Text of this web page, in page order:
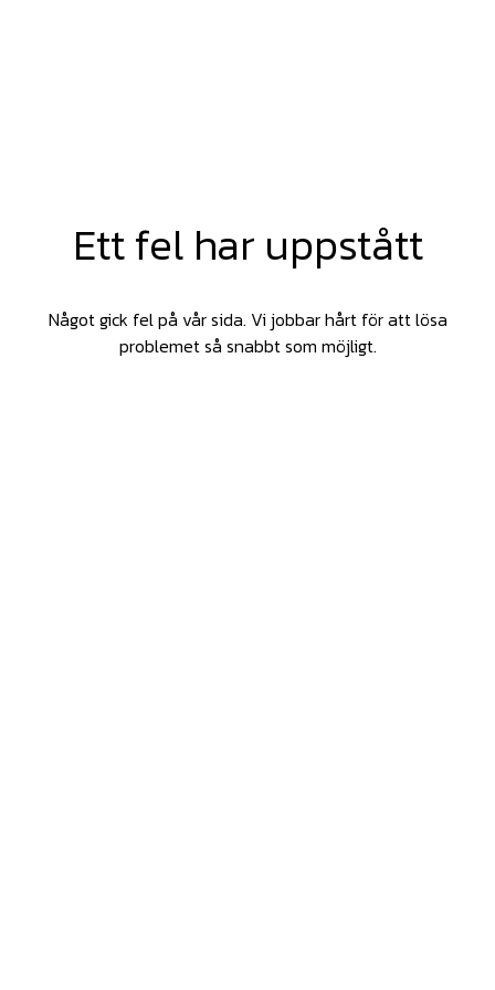
Ett fel har uppstått
Något gick fel på vår sida. Vi jobbar hårt för att lösa
problemet så snabbt som möjligt.